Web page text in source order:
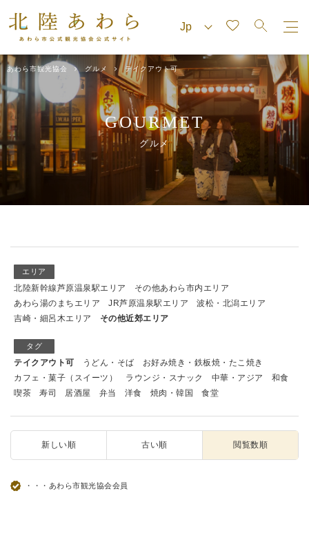
あわら市観光協会 グルメ テイクアウト可
GOURMET
グルメ
エリア
北陸新幹線芦原温泉駅エリア
その他あわら市内エリア
あわら湯のまちエリア
JR芦原温泉駅エリア
波松・北潟エリア
吉崎・細呂木エリア
その他近郊エリア
タグ
テイクアウト可 うどん・そば
お好み焼き・鉄板焼・たこ焼き
カフェ・菓子（スイーツ）
ラウンジ・スナック 中華・アジア
和食
喫茶
寿司 居酒屋 弁当 洋食 焼肉・韓国 食堂
新しい順 古い順 閲覧数順
・・・あわら市観光協会会員